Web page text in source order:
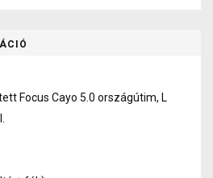
Focus Cayo 5.0 országútim, L